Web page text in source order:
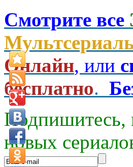
Смотрите все
Онлайн, или
бесплатно.
Подпишитесь,
новых